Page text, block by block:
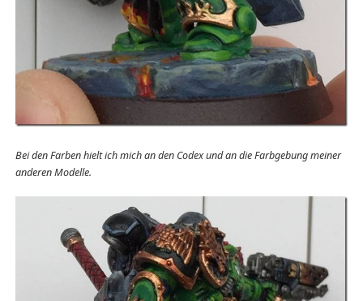
Bei den Farben hielt ich mich an den Codex und an die Farbgebung meiner
anderen Modelle.